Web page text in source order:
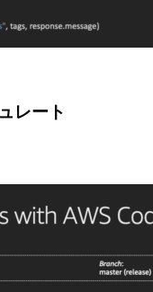
レート